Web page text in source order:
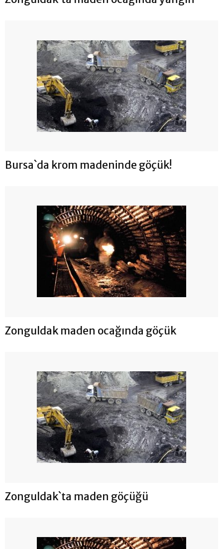
Bursa`da krom madeninde göçük!
Zonguldak maden ocağında göçük
Zonguldak`ta maden göçüğü